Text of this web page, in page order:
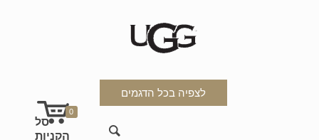
לצפיה בכל הדגמים
0